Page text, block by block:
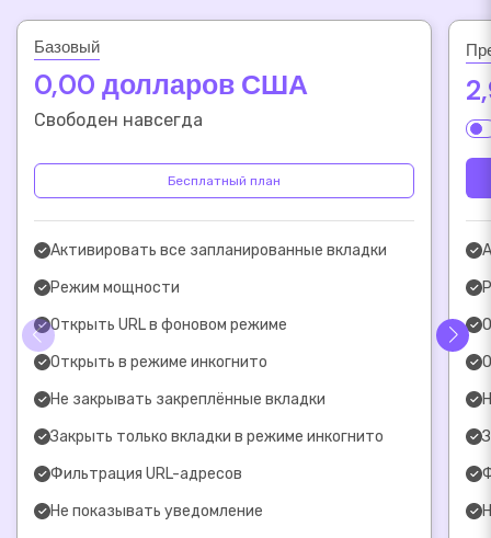
Базовый
0,00 долларов США
Свободен навсегда
Бесплатный план
Активировать все запланированные вкладки
Режим мощности
Открыть URL в фоновом режиме
Открыть в режиме инкогнито
Не закрывать закреплённые вкладки
Закрыть только вкладки в режиме инкогнито
Фильтрация URL-адресов
Не показывать уведомление